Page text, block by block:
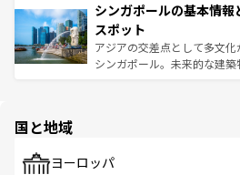
参照してほしい。
激する。気候は一年中温暖
が待っている。親しみやすい
た文化、そして多様な観光
ける。 なお、新着のタイ情
み、どこを訪れても感動す
ており、効率よく見どころを
うな絶景から文化的な体験
そう。 なお、新着の香港情
シンガポールの基本情
スポット
アジアの交差点として多文
シンガポール。未来的な建
で、ホーカーズは地元の風情
国と地域
ヨーロッパ